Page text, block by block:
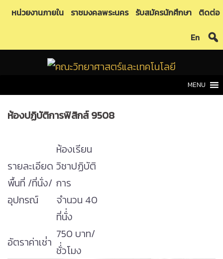
Skipหน่วยงานภายใน ราชมงคลพระนคร รับสมัครนักศึกษา ติดต่อ
En
MENU
ห้องปฏิบัติการฟิสิกส์ 9508
รายละเอียด
พื้นที่ /ที่นั่ง/
อุปกรณ์
ห้องเรียน
วิชาปฏิบัติ
การ
จำนวน 40
ที่นั่่ง
อัตราค่าเช่่า
750 บาท/
ชั่่วโมง